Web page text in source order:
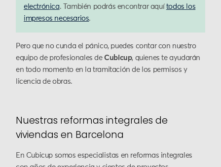
electrónica. También podrás encontrar aquí todos los
impresos necesarios.
Pero que no cunda el pánico, puedes contar con nuestro
equipo de profesionales deCubicup, quienes te ayudarán
en todo momento en la tramitación de los permisos y
licencia de obras.
Nuestras reformas integrales de
viviendas en Barcelona
En Cubicup somos especialistas en reformas integrales